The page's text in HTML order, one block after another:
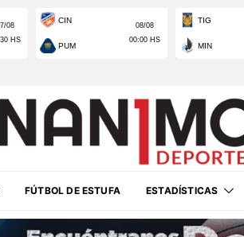
FÚTBOL DE ESTUFA ESTADÍSTICAS